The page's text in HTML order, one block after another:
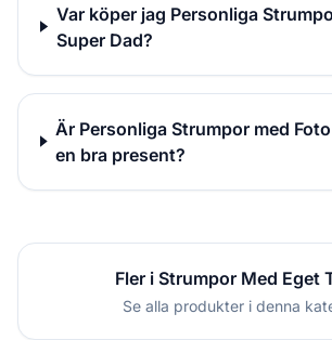
Var köper jag Personliga
Super Dad?
Är Personliga Strumpor med
en bra present?
Fler i Strumpor Med Eget
Se alla produkter i denna